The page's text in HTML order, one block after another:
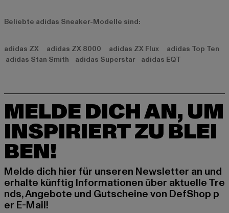
Beliebte adidas Sneaker-Modelle sind:
adidas ZX adidas ZX 8000 adidas ZX Flux adidas Top Ten
adidas Stan Smith adidas Superstar adidas EQT
MELDE DICH AN, UM
INSPIRIERT ZU BLEI
BEN!
Melde dich hier für unseren Newsletter an und
erhalte künftig Informationen über aktuelle Tre
nds, Angebote und Gutscheine von DefShop p
er E-Mail!